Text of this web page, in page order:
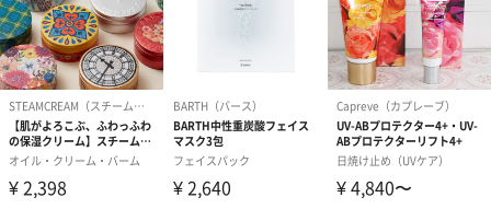
写真付きメッセージカ
ード（680円）
写真付きメッセージカ
ード（Thank you）ピ
ンク（680円）
【誕生日】
Birthday ホワ
刷なし）（